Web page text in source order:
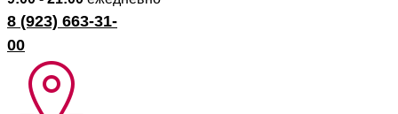
8 (923) 663-31-
00
Букет
«Плато Укок»